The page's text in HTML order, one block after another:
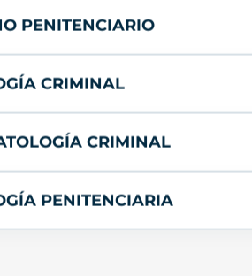
PENITENCIARIO
CRIMINAL
CRIMINAL
PENITENCIARIA